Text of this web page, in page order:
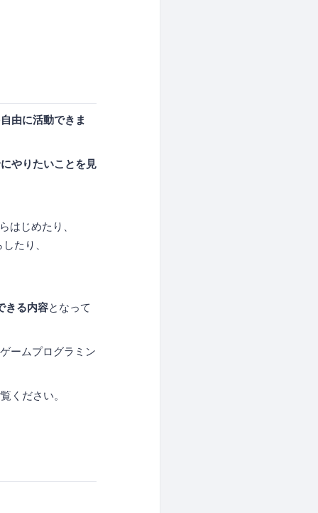
由に活動できま
やりたいことを見
じめたり、
たり、
きる内容となって
ームプログラミン
ください。